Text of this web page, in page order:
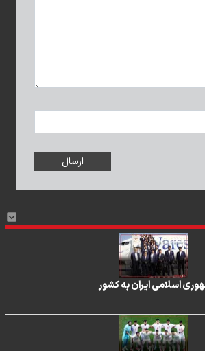
اسلامی ایران به کشور